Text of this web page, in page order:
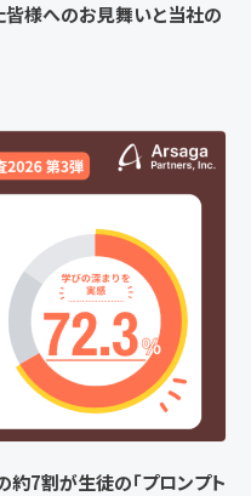
様へのお見舞いと当社の
約7割が生徒の「プロンプト